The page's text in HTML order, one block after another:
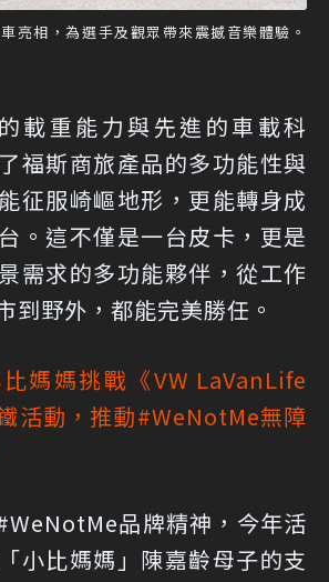
亮相，為選手及觀眾帶來震撼音樂體驗。
載重能力與先進的車載科
福斯商旅產品的多功能性與
征服崎嶇地形，更能轉身成
。這不僅是一台皮卡，更是
需求的多功能夥伴，從工作
到野外，都能完美勝任。
媽媽挑戰《VW LaVanLife
活動，推動#WeNotMe無障
品牌精神，今年活
小比媽媽」陳嘉齡母子的支